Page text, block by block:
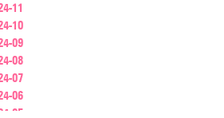
11
10
09
08
07
06
05